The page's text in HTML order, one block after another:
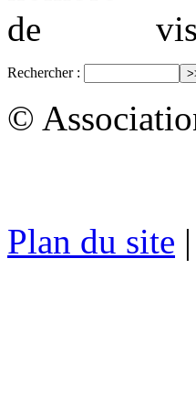
Rechercher :
©
Plan du site |